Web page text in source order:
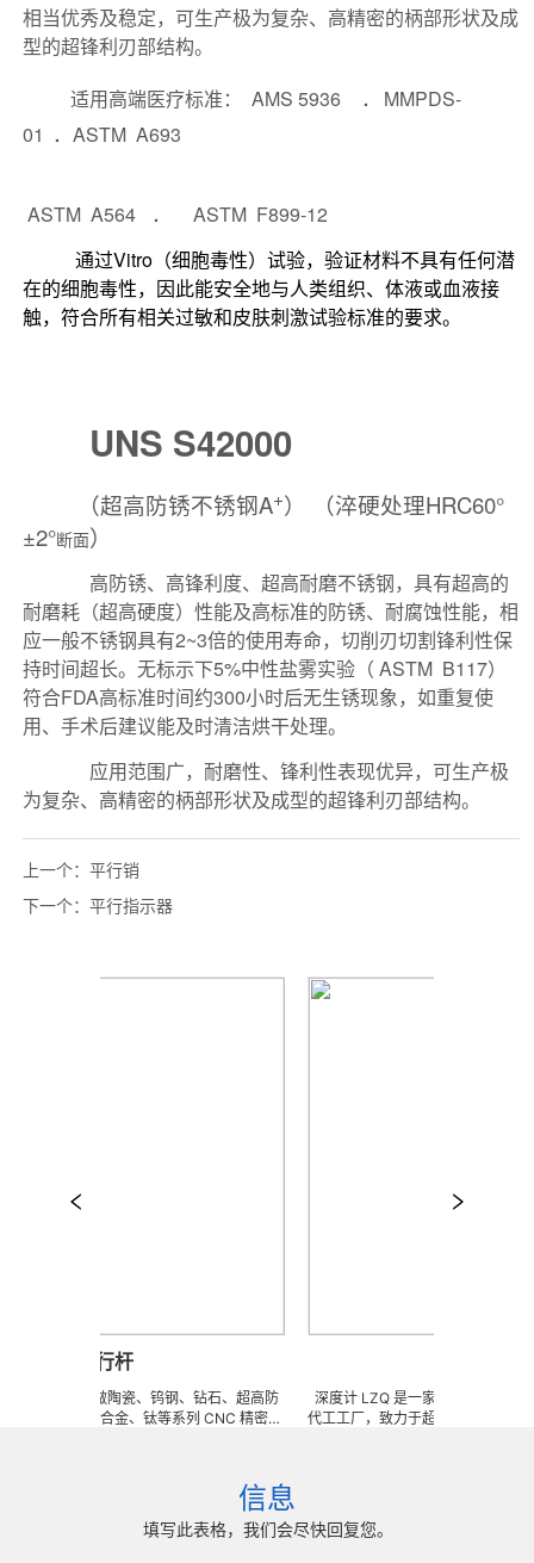
上一个： 平行销
下一个： 平行指示器
平行杆
任意订做陶瓷、钨钢、钻石、超高防
锈钢、钛合金、钛等系列 CNC 精密刀
和高可至士 0.0005mm( ± 0.5um) 的
实现高效率、低成本的应用。
深度计 LZQ 是一家生产各种牙科种植
代工工厂，致力于超高防锈高硬度高耐
精密技术生产加工能力，实现高效率，
我们专业为客户生产成套手术工具。 有
来图来样任意定制各种牙科种植工具部
信息
填写此表格，我们会尽快回复您。